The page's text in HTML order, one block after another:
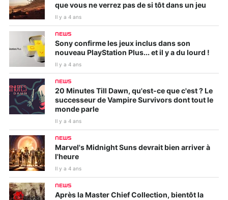
que vous ne verrez pas de si tôt dans un jeu
Il y a 4 ans
NEWS
Sony confirme les jeux inclus dans son
nouveau PlayStation Plus... et il y a du lourd !
Il y a 4 ans
NEWS
20 Minutes Till Dawn, qu'est-ce que c'est ? Le
successeur de Vampire Survivors dont tout le
monde parle
Il y a 4 ans
NEWS
Marvel's Midnight Suns devrait bien arriver à
l'heure
Il y a 4 ans
NEWS
Après la Master Chief Collection, bientôt la